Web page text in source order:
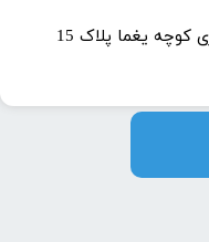
تهران خیابان جمهوری کوچه یغما پلاک 15